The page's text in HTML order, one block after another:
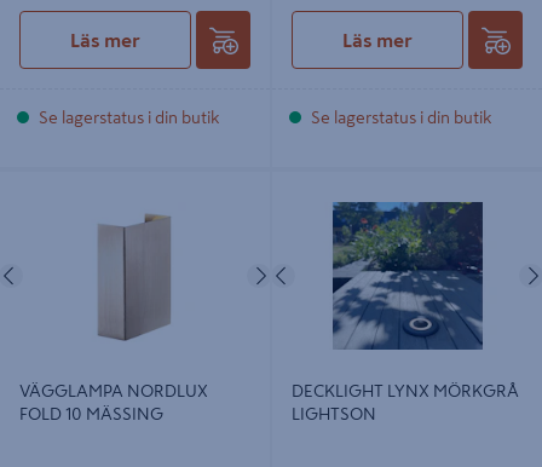
Läs mer
Se lagerstatus i din butik
Läs mer
Se lagerstatus i din butik
Nästa
VÄGGLAMPA NORDLUX
FOLD 10 MÄSSING
LIGHTSON
Föregående
DECKLIGHT LYNX MÖRKGRÅ
LIGHTSON